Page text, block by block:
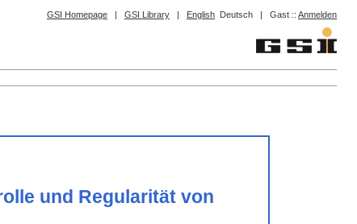
GSI Homepage | GSI Library | English Deutsch | Gast :: Anmelden
und Regularität von